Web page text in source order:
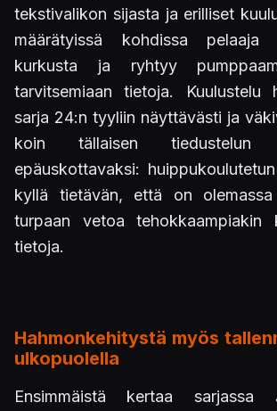
tekstivalikon sijasta ja erilliset
määrätyissä kohdissa pelaaja
kurkusta ja ryhtyy
tarvitsemiaan tietoja. Kuulustelu
sarja 24:n tyyliin näyttävästi ja
koin tällaisen
epäuskottavaksi:
kyllä tietävän, että on olemassa
turpaan vetoa tehokkaampiakin
tietoja.
Hahmonkehitystä myös
ulkopuolella
Ensimmäistä kertaa sarjassa